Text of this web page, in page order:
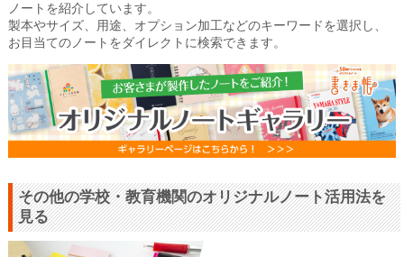
ノートを紹介しています。
製本やサイズ、用途、オプション加工などのキーワードを選択し、
お目当てのノートをダイレクトに検索できます。
その他の学校・教育機関のオリジナルノート活用法を
見る